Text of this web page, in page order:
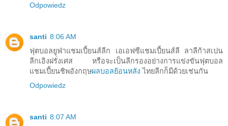
Odpowiedz
santi 8:06 AM
ฟุตบอลยูฟ่าแชมเปี้ยนส์ลีก เอเอฟซีแชมเปี้ยนส์ลี ลาลีก้าสเปน
ลีกเอิงฝรั่งเศส หรือจะเป็นลีกรองอย่างการแข่งขันฟุตบอล
แชมเปี้ยนชิพอังกฤษผลบอลย้อนหลัง ไทยลีกก็มีด้วยเช่นกัน
Odpowiedz
santi 8:07 AM